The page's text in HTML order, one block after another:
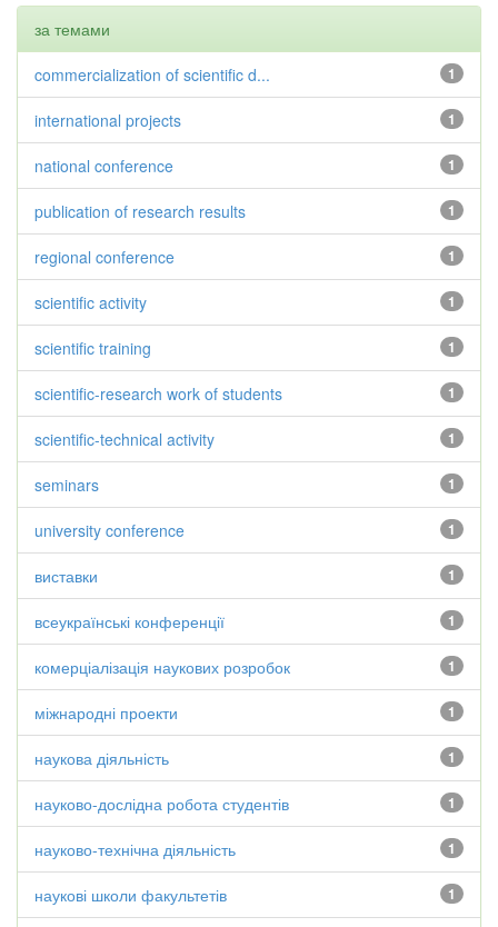
за темами
1
commercialization of scientific d...
1
international projects
1
national conference
1
publication of research results
1
regional conference
1
scientific activity
1
scientific training
1
scientific-research work of students
1
scientific-technical activity
1
seminars
1
university conference
1
виставки
1
всеукраїнські конференції
1
комерціалізація наукових розробок
1
міжнародні проекти
1
наукова діяльність
1
науково-дослідна робота студентів
1
науково-технічна діяльність
1
наукові школи факультетів